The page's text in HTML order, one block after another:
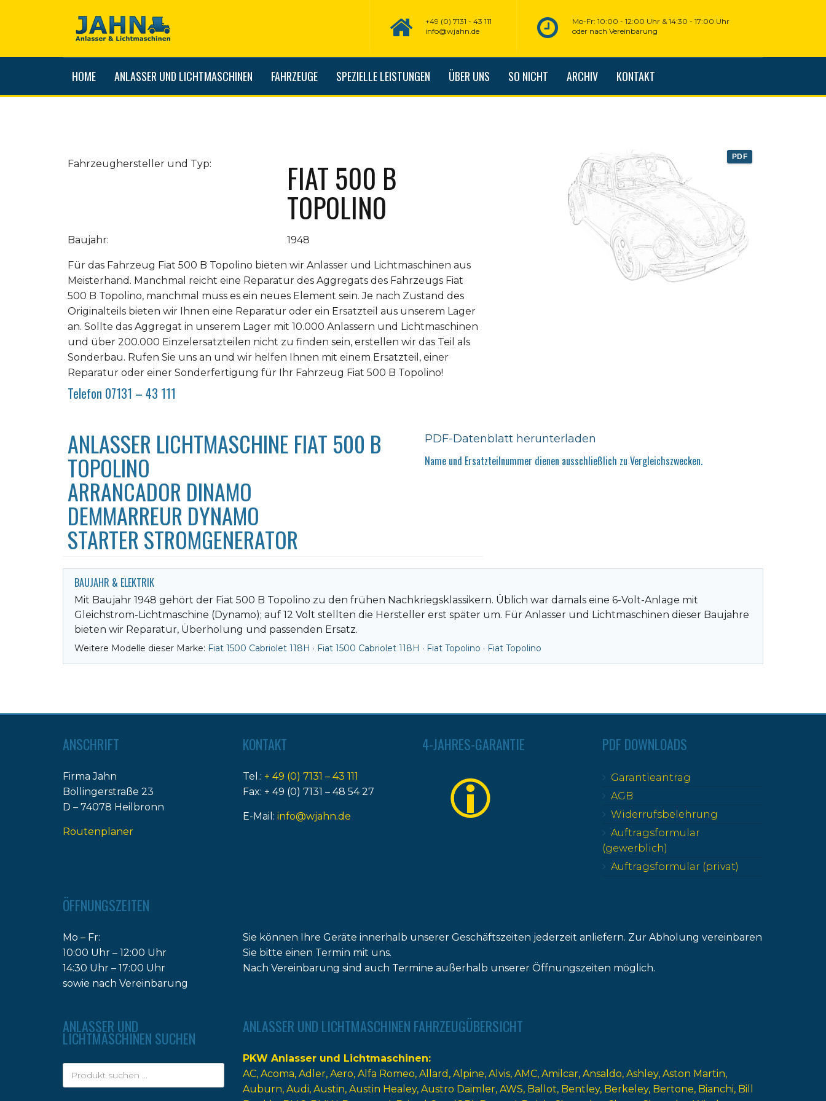
Mo-Fr: 10:00 - 12:00 Uhr & 14:30 - 17:00 Uhr
oder nach Vereinbarung
+49 (0) 7131 - 43 111
info@wjahn.de
HOME ANLASSER UND LICHTMASCHINEN FAHRZEUGE SPEZIELLE LEISTUNGEN ÜBER UNS SO NICHT ARCHIV KONTAKT
PDF
Fahrzeughersteller und Typ: FIAT 500 B
TOPOLINO
Baujahr: 1948
Für das Fahrzeug Fiat 500 B Topolino bieten wir Anlasser und Lichtmaschinen aus
Meisterhand. Manchmal reicht eine Reparatur des Aggregats des Fahrzeugs Fiat
500 B Topolino, manchmal muss es ein neues Element sein. Je nach Zustand des
Originalteils bieten wir Ihnen eine Reparatur oder ein Ersatzteil aus unserem Lager
an. Sollte das Aggregat in unserem Lager mit 10.000 Anlassern und Lichtmaschinen
und über 200.000 Einzelersatzteilen nicht zu finden sein, erstellen wir das Teil als
Sonderbau. Rufen Sie uns an und wir helfen Ihnen mit einem Ersatzteil, einer
Reparatur oder einer Sonderfertigung für Ihr Fahrzeug Fiat 500 B Topolino!
Telefon 07131 – 43 111
ANLASSER LICHTMASCHINE FIAT 500 B
TOPOLINO
ARRANCADOR DINAMO
DEMMARREUR DYNAMO
STARTER STROMGENERATOR
PDF-Datenblatt herunterladen
Name und Ersatzteilnummer dienen ausschließlich zu Vergleichszwecken.
BAUJAHR & ELEKTRIK
Mit Baujahr 1948 gehört der Fiat 500 B Topolino zu den frühen Nachkriegsklassikern. Üblich war damals eine 6-Volt-Anlage mit
Gleichstrom-Lichtmaschine (Dynamo); auf 12 Volt stellten die Hersteller erst später um. Für Anlasser und Lichtmaschinen dieser Baujahre
bieten wir Reparatur, Überholung und passenden Ersatz.
Weitere Modelle dieser Marke: Fiat 1500 Cabriolet 118H · Fiat 1500 Cabriolet 118H · Fiat Topolino · Fiat Topolino
ANSCHRIFT
Firma Jahn
Böllingerstraße 23
D – 74078 Heilbronn
Routenplaner
KONTAKT
Tel.: + 49 (0) 7131 – 43 111
Fax: + 49 (0) 7131 – 48 54 27
E-Mail: info@wjahn.de
4-JAHRES-GARANTIE PDF DOWNLOADS
Garantieantrag
AGB
Widerrufsbelehrung
Auftragsformular
(gewerblich)
Auftragsformular (privat)
ÖFFNUNGSZEITEN
Mo – Fr:
10:00 Uhr – 12:00 Uhr
14:30 Uhr – 17:00 Uhr
sowie nach Vereinbarung
Sie können Ihre Geräte innerhalb unserer Geschäftszeiten jederzeit anliefern. Zur Abholung vereinbaren
Sie bitte einen Termin mit uns.
Nach Vereinbarung sind auch Termine außerhalb unserer Öffnungszeiten möglich.
ANLASSER UND
LICHTMASCHINEN SUCHEN
ANLASSER UND LICHTMASCHINEN FAHRZEUGÜBERSICHT
PKW Anlasser und Lichtmaschinen
AC Acoma Adler Aero Alfa Romeo Allard Alpine Alvis AMC Amilcar Ansaldo Ashley Aston Martin
Auburn Audi Austin Austin Healey Austro Daimler AWS Ballot Bentley Berkeley Bertone Bianchi Bill